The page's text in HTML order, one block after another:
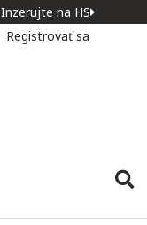
Inzerujte na HS
Registrovať sa